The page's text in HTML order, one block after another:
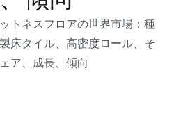
トネスフロアの世界市場：種
床タイル、高密度ロール、そ
ア、成長、傾向